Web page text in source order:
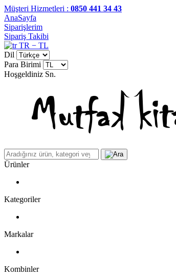
Müşteri Hizmetleri : 0850 441 34 43
AnaSayfa
Siparişlerim
Sipariş Takibi
TR − TL
Dil
Para Birimi
Hoşgeldiniz Sn.
Ürünler
Kategoriler
Markalar
Kombinler